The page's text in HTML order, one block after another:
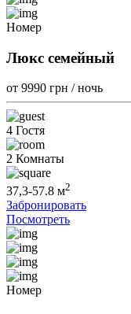
Номер
Люкс семейный
от 9990 грн / ночь
4 Гостя
2 Комнаты
37,3-57.8 м2
Забронировать
Посмотреть
Номер